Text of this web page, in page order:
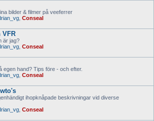
bilder & filmer på veeferrer
Conseal
VFR
är jag?
Conseal
egen hand? Tips före - och efter.
Conseal
ihopknåpade beskrivningar vid diverse
Conseal